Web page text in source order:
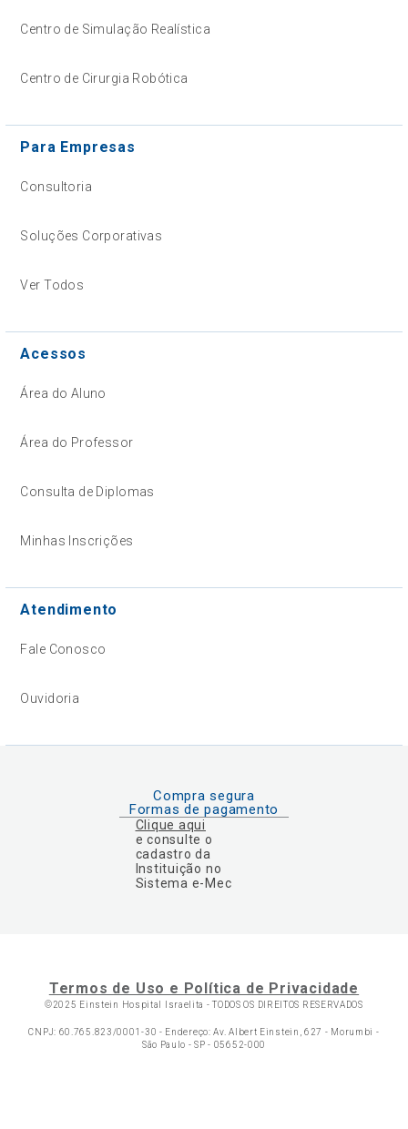
Centro de Simulação Realística
Centro de Cirurgia Robótica
Para Empresas
Consultoria
Soluções Corporativas
Ver Todos
Acessos
Área do Aluno
Área do Professor
Consulta de Diplomas
Minhas Inscrições
Atendimento
Fale Conosco
Ouvidoria
Compra segura
Formas de pagamento
Clique aqui
e consulte o
cadastro da
Instituição no
Sistema e-Mec
Termos de Uso e Política de Privacidade
©2025 Einstein Hospital Israelita -TODOS OS DIREITOS RESERVADOS
CNPJ: 60.765.823/0001-30 - Endereço: Av. Albert Einstein, 627 - Morumbi -
São Paulo - SP - 05652-000